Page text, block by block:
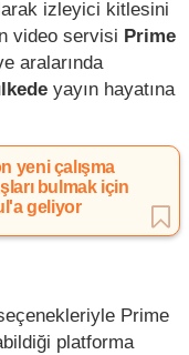
izleyici kitlesini
video servisi Prime
aralarında
yayın hayatına
yeni çalışma
bulmak için
geliyor
Prime
platforma